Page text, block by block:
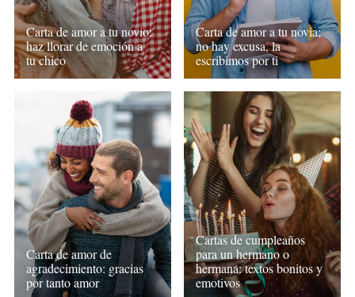
Carta de amor a tu novio:
haz llorar de emoción a
tu chico
Carta de amor a tu novia;
no hay excusa, la
escribimos por ti
Carta de amor de
agradecimiento: gracias
por tanto amor
Cartas de cumpleaños
para un hermano o
hermana: textos bonitos y
emotivos